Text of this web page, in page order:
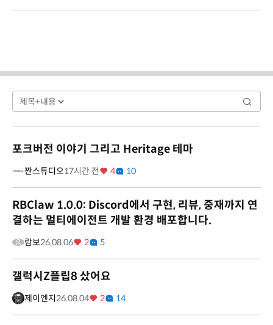
포크버전 이야기 그리고 Heritage 테마
짠스튜디오17시간 전 4 10
RBClaw 1.0.0: Discord에서 구현, 리뷰, 중재까지 연
결하는 멀티에이전트 개발 환경 배포합니다.
람보26.08.06 2 5
갤럭시Z플립8 샀어요
제이엔지26.08.04 2 14